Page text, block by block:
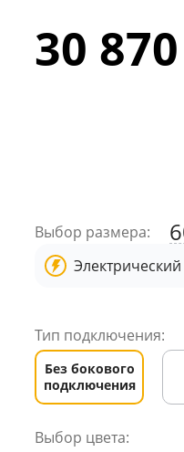
30
Выбор размера:
Электрический
Тип подключения:
Без бокового
подключения
Выбор цвета: